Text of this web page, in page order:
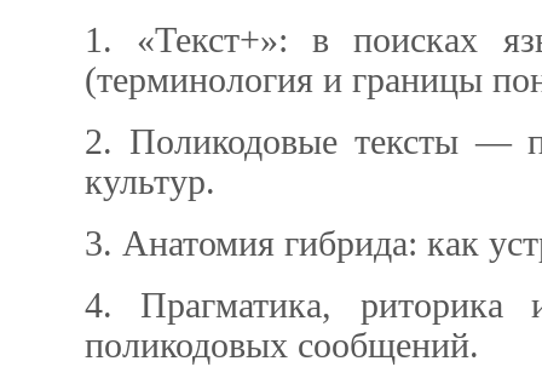
1. «Текст+»: в поисках
(терминология и границы
2. Поликодовые тексты —
культур.
3. Анатомия гибрида: как
4. Прагматика, риторика
поликодовых сообщений.